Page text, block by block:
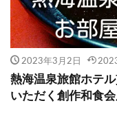
2023年3月2日
熱海温泉旅館ホテ
いただく創作和食会